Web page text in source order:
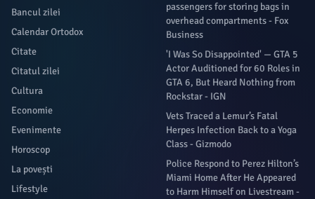
Bancul zilei
Calendar Ortodox
Citate
Citatul zilei
Cultura
Economie
Evenimente
Horoscop
La povești
Lifestyle
passengers for storing bags in
overhead compartments - Fox
Business
'I Was So Disappointed' — GTA 5
Actor Auditioned for 60 Roles in
GTA 6, But Heard Nothing from
Rockstar - IGN
Vets Traced a Lemur’s Fatal
Herpes Infection Back to a Yoga
Class - Gizmodo
Police Respond to Perez Hilton’s
Miami Home After He Appeared
to Harm Himself on Livestream -